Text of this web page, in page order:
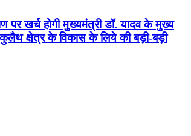
पर खर्च होगी मुख्यमंत्री डॉ. यादव के मुख्य
क्षेत्र के विकास के लिये की बड़ी-बड़ी